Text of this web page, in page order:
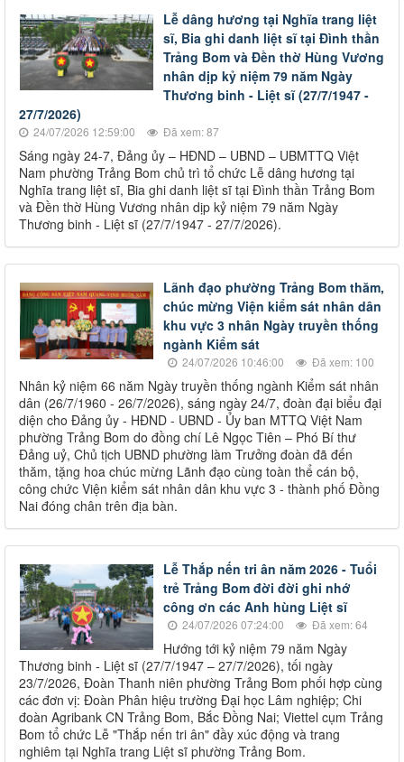
Lễ dâng hương tại Nghĩa trang liệt
sĩ, Bia ghi danh liệt sĩ tại Đình thần
Trảng Bom và Đền thờ Hùng Vương
nhân dịp kỷ niệm 79 năm Ngày
Thương binh - Liệt sĩ (27/7/1947 -
27/7/2026)
24/07/2026 12:59:00 Đã xem: 87
Sáng ngày 24-7, Đảng ủy – HĐND – UBND – UBMTTQ Việt
Nam phường Trảng Bom chủ trì tổ chức Lễ dâng hương tại
Nghĩa trang liệt sĩ, Bia ghi danh liệt sĩ tại Đình thần Trảng Bom
và Đền thờ Hùng Vương nhân dịp kỷ niệm 79 năm Ngày
Thương binh - Liệt sĩ (27/7/1947 - 27/7/2026).
Lãnh đạo phường Trảng Bom thăm,
chúc mừng Viện kiểm sát nhân dân
khu vực 3 nhân Ngày truyền thống
ngành Kiểm sát
24/07/2026 10:46:00 Đã xem: 100
Nhân kỷ niệm 66 năm Ngày truyền thống ngành Kiểm sát nhân
dân (26/7/1960 - 26/7/2026), sáng ngày 24/7, đoàn đại biểu đại
diện cho Đảng ủy - HĐND - UBND - Ủy ban MTTQ Việt Nam
phường Trảng Bom do đồng chí Lê Ngọc Tiên – Phó Bí thư
Đảng uỷ, Chủ tịch UBND phường làm Trưởng đoàn đã đến
thăm, tặng hoa chúc mừng Lãnh đạo cùng toàn thể cán bộ,
công chức Viện kiểm sát nhân dân khu vực 3 - thành phố Đồng
Nai đóng chân trên địa bàn.
Lễ Thắp nến tri ân năm 2026 - Tuổi
trẻ Trảng Bom đời đời ghi nhớ
công ơn các Anh hùng Liệt sĩ
24/07/2026 07:24:00 Đã xem: 64
Hướng tới kỷ niệm 79 năm Ngày
Thương binh - Liệt sĩ (27/7/1947 – 27/7/2026), tối ngày
23/7/2026, Đoàn Thanh niên phường Trảng Bom phối hợp cùng
các đơn vị: Đoàn Phân hiệu trường Đại học Lâm nghiệp; Chi
đoàn Agribank CN Trảng Bom, Bắc Đồng Nai; Viettel cụm Trảng
Bom tổ chức Lễ "Thắp nến tri ân" đầy xúc động và trang
nghiêm tại Nghĩa trang Liệt sĩ phường Trảng Bom.